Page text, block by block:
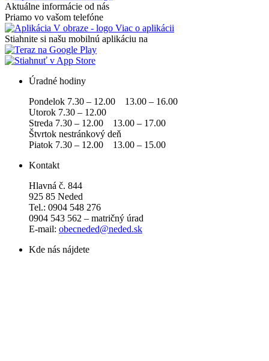
Aktuálne informácie od nás
Priamo vo vašom telefóne
Viac o aplikácii
Stiahnite si našu mobilnú aplikáciu na
Úradné hodiny
Pondelok 7.30 – 12.00 13.00 – 16.00
Utorok 7.30 – 12.00
Streda 7.30 – 12.00 13.00 – 17.00
Štvrtok nestránkový deň
Piatok 7.30 – 12.00 13.00 – 15.00
Kontakt
Hlavná č. 844
925 85 Neded
Tel.: 0904 548 276
0904 543 562 – matričný úrad
E-mail: obecneded@neded.sk
Kde nás nájdete